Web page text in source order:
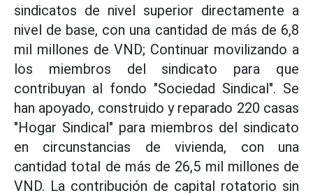
sindicatos de nivel superior directamente a
nivel de base, con una cantidad de más de 6,8
mil millones de VND; Continuar movilizando a
los miembros del sindicato para que
contribuyan al fondo "Sociedad Sindical". Se
han apoyado, construido y reparado 220 casas
"Hogar Sindical" para miembros del sindicato
en circunstancias de vivienda, con una
cantidad total de más de 26,5 mil millones de
VND. La contribución de capital rotatorio sin